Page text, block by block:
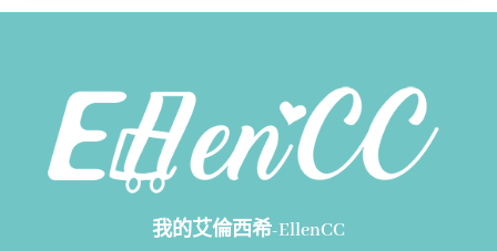
我的艾倫西希-EllenCC